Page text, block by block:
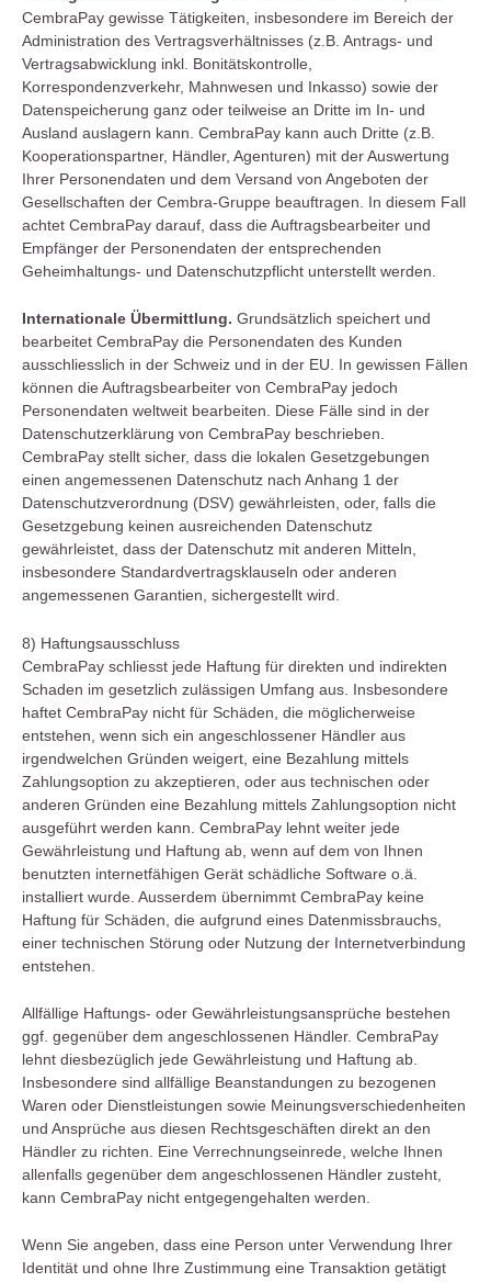
CembraPay gewisse Tätigkeiten, insbesondere im Bereich der
Administration des Vertragsverhältnisses (z.B. Antrags- und
Vertragsabwicklung inkl. Bonitätskontrolle,
Korrespondenzverkehr, Mahnwesen und Inkasso) sowie der
Datenspeicherung ganz oder teilweise an Dritte im In- und
Ausland auslagern kann. CembraPay kann auch Dritte (z.B.
Kooperationspartner, Händler, Agenturen) mit der Auswertung
Ihrer Personendaten und dem Versand von Angeboten der
Gesellschaften der Cembra-Gruppe beauftragen. In diesem Fall
achtet CembraPay darauf, dass die Auftragsbearbeiter und
Empfänger der Personendaten der entsprechenden
Geheimhaltungs- und Datenschutzpflicht unterstellt werden.
Internationale Übermittlung. Grundsätzlich speichert und
bearbeitet CembraPay die Personendaten des Kunden
ausschliesslich in der Schweiz und in der EU. In gewissen Fällen
können die Auftragsbearbeiter von CembraPay jedoch
Personendaten weltweit bearbeiten. Diese Fälle sind in der
Datenschutzerklärung von CembraPay beschrieben.
CembraPay stellt sicher, dass die lokalen Gesetzgebungen
einen angemessenen Datenschutz nach Anhang 1 der
Datenschutzverordnung (DSV) gewährleisten, oder, falls die
Gesetzgebung keinen ausreichenden Datenschutz
gewährleistet, dass der Datenschutz mit anderen Mitteln,
insbesondere Standardvertragsklauseln oder anderen
angemessenen Garantien, sichergestellt wird.
8) Haftungsausschluss
CembraPay schliesst jede Haftung für direkten und indirekten
Schaden im gesetzlich zulässigen Umfang aus. Insbesondere
haftet CembraPay nicht für Schäden, die möglicherweise
entstehen, wenn sich ein angeschlossener Händler aus
irgendwelchen Gründen weigert, eine Bezahlung mittels
Zahlungsoption zu akzeptieren, oder aus technischen oder
anderen Gründen eine Bezahlung mittels Zahlungsoption nicht
ausgeführt werden kann. CembraPay lehnt weiter jede
Gewährleistung und Haftung ab, wenn auf dem von Ihnen
benutzten internetfähigen Gerät schädliche Software o.ä.
installiert wurde. Ausserdem übernimmt CembraPay keine
Haftung für Schäden, die aufgrund eines Datenmissbrauchs,
einer technischen Störung oder Nutzung der Internetverbindung
entstehen.
Allfällige Haftungs- oder Gewährleistungsansprüche bestehen
ggf. gegenüber dem angeschlossenen Händler. CembraPay
lehnt diesbezüglich jede Gewährleistung und Haftung ab.
Insbesondere sind allfällige Beanstandungen zu bezogenen
Waren oder Dienstleistungen sowie Meinungsverschiedenheiten
und Ansprüche aus diesen Rechtsgeschäften direkt an den
Händler zu richten. Eine Verrechnungseinrede, welche Ihnen
allenfalls gegenüber dem angeschlossenen Händler zusteht,
kann CembraPay nicht entgegengehalten werden.
Wenn Sie angeben, dass eine Person unter Verwendung Ihrer
Identität und ohne Ihre Zustimmung eine Transaktion getätigt